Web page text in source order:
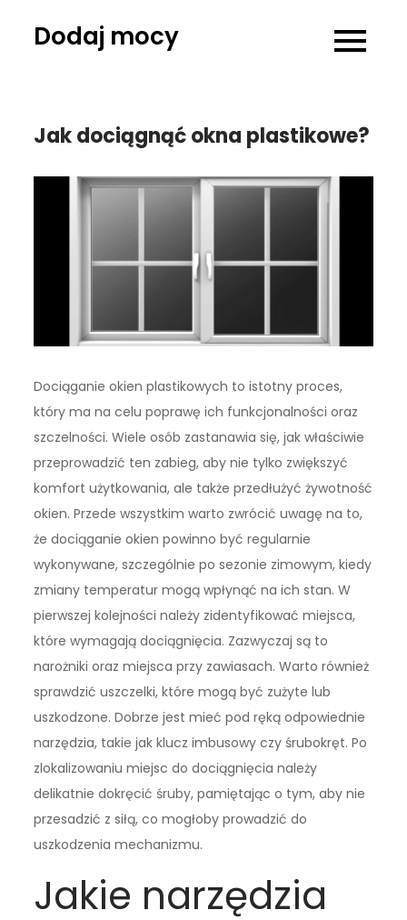
Dodaj mocy
Jak dociągnąć okna plastikowe?
Dociąganie okien plastikowych to istotny proces,
który ma na celu poprawę ich funkcjonalności oraz
szczelności. Wiele osób zastanawia się, jak właściwie
przeprowadzić ten zabieg, aby nie tylko zwiększyć
komfort użytkowania, ale także przedłużyć żywotność
okien. Przede wszystkim warto zwrócić uwagę na to,
że dociąganie okien powinno być regularnie
wykonywane, szczególnie po sezonie zimowym, kiedy
zmiany temperatur mogą wpłynąć na ich stan. W
pierwszej kolejności należy zidentyfikować miejsca,
które wymagają dociągnięcia. Zazwyczaj są to
narożniki oraz miejsca przy zawiasach. Warto również
sprawdzić uszczelki, które mogą być zużyte lub
uszkodzone. Dobrze jest mieć pod ręką odpowiednie
narzędzia, takie jak klucz imbusowy czy śrubokręt. Po
zlokalizowaniu miejsc do dociągnięcia należy
delikatnie dokręcić śruby, pamiętając o tym, aby nie
przesadzić z siłą, co mogłoby prowadzić do
uszkodzenia mechanizmu.
Jakie narzędzia